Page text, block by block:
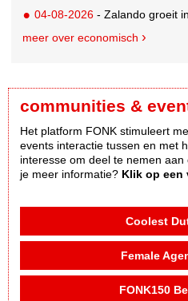
04-08-2026 - Zalando groeit in Q2,
meer over economisch
communities &
Het platform FONK stimuleert
events interactie tussen en met
interesse om deel te nemen
je meer informatie? Klik op een
Coolest
Female
FONK150